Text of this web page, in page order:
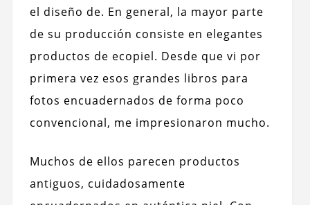
el diseño de. En general, la mayor parte
de su producción consiste en elegantes
productos de ecopiel. Desde que vi por
primera vez esos grandes libros para
fotos encuadernados de forma poco
convencional, me impresionaron mucho.
Muchos de ellos parecen productos
antiguos, cuidadosamente